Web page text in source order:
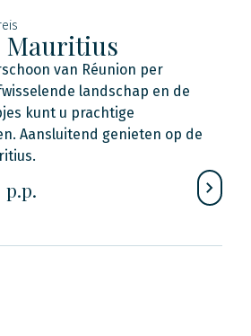
Mauritius
van Réunion per
landschap en de
kunt u prachtige
Aansluitend genieten op de
p.p.